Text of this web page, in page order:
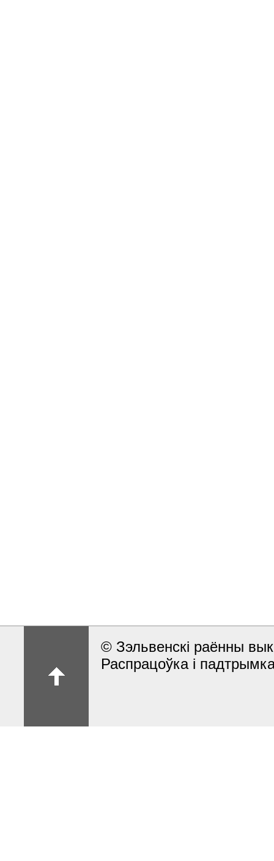
© Зэльвенскі раённы
Распрацоўка і